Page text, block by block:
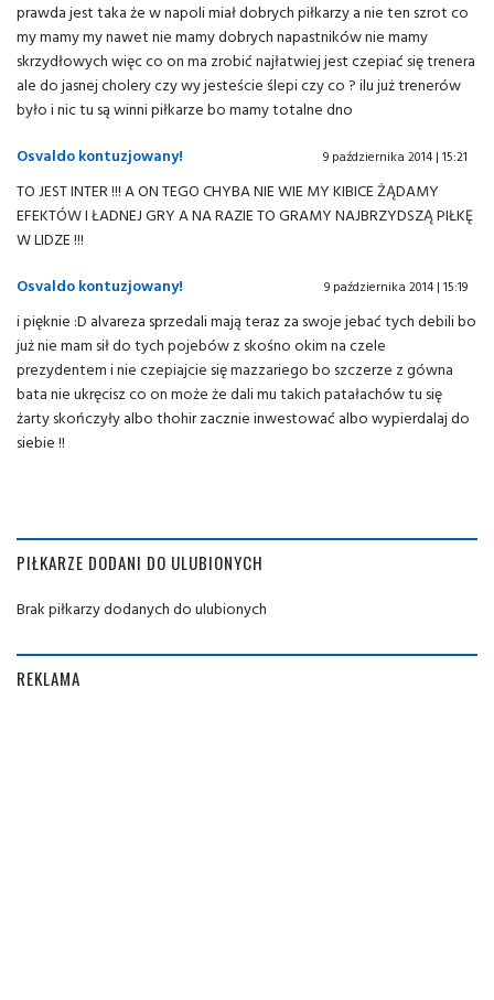
prawda jest taka że w napoli miał dobrych piłkarzy a nie ten szrot co
my mamy my nawet nie mamy dobrych napastników nie mamy
skrzydłowych więc co on ma zrobić najłatwiej jest czepiać się trenera
ale do jasnej cholery czy wy jesteście ślepi czy co ? ilu już trenerów
było i nic tu są winni piłkarze bo mamy totalne dno
Osvaldo kontuzjowany!
9 października 2014 | 15:21
TO JEST INTER !!! A ON TEGO CHYBA NIE WIE MY KIBICE ŻĄDAMY
EFEKTÓW I ŁADNEJ GRY A NA RAZIE TO GRAMY NAJBRZYDSZĄ PIŁKĘ
W LIDZE !!!
Osvaldo kontuzjowany!
9 października 2014 | 15:19
i pięknie :D alvareza sprzedali mają teraz za swoje jebać tych debili bo
już nie mam sił do tych pojebów z skośno okim na czele
prezydentem i nie czepiajcie się mazzariego bo szczerze z gówna
bata nie ukręcisz co on może że dali mu takich patałachów tu się
żarty skończyły albo thohir zacznie inwestować albo wypierdalaj do
siebie !!
PIŁKARZE DODANI DO ULUBIONYCH
Brak piłkarzy dodanych do ulubionych
REKLAMA